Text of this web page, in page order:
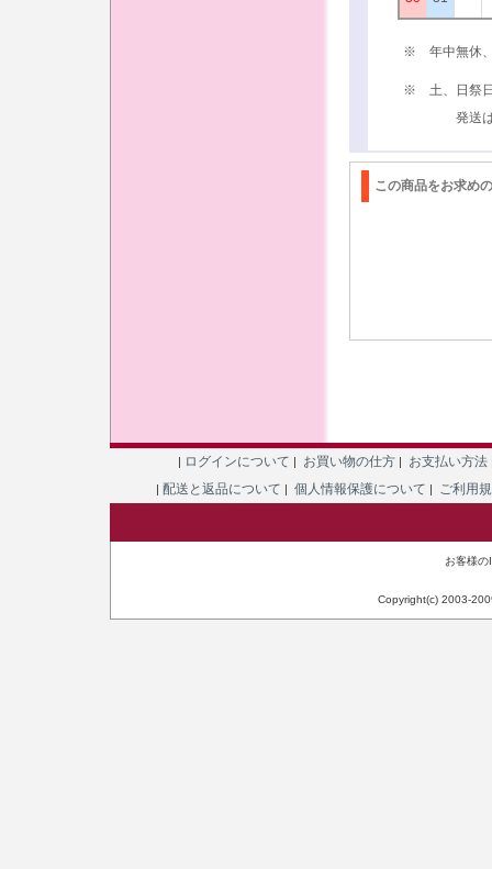
※ 年中無休、
※ 土、日祭日
発送は、
この商品をお求め
| ログインについて | お買い物の仕方 | お支払い方法
| 配送と返品について | 個人情報保護について | ご利用
お客様
Copyright(c) 2003-